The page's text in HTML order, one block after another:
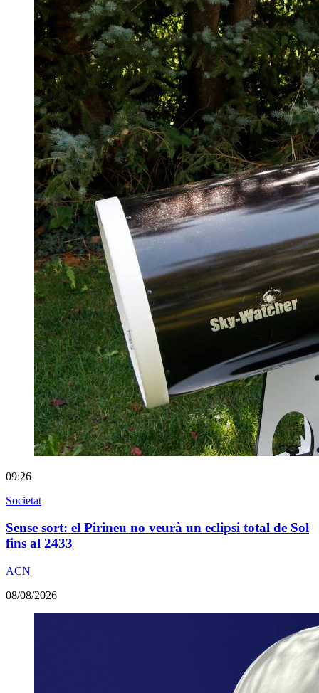
09:26
Societat
Sense sort: el Pirineu no veurà un eclipsi total de Sol
fins al 2433
ACN
08/08/2026